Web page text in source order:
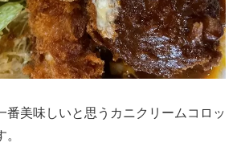
番美味しいと思うカニクリームコロッ